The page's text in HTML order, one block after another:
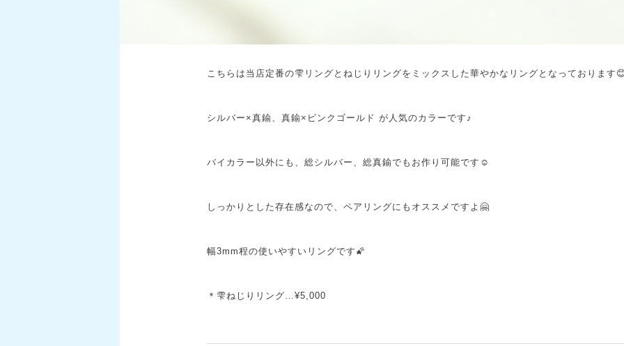
こちらは当店定番の雫リングとねじりリングをミックスした華やかなリングとなっております
シルバー×真鍮、真鍮×ピンクゴールド が人気のカラーです♪
バイカラー以外にも、総シルバー、総真鍮でもお作り可能です☺️
しっかりとした存在感なので、ペアリングにもオススメですよ🤗
幅3mm程の使いやすいリングです🌠
＊雫ねじりリング…¥5,000